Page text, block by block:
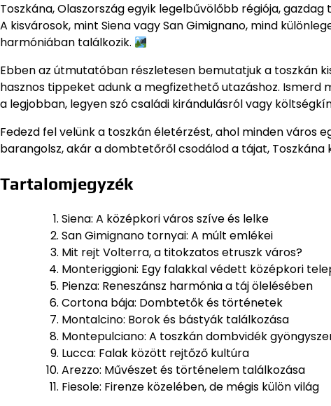
Toszkána, Olaszország egyik legelbűvölőbb régiója,
A kisvárosok, mint Siena vagy San Gimignano, mind
harmóniában találkozik.
Ebben az útmutatóban részletesen bemutatjuk a toszkán
hasznos tippeket adunk a megfizethető utazáshoz.
a legjobban, legyen szó családi kirándulásról vagy
Fedezd fel velünk a toszkán életérzést, ahol minden
barangolsz, akár a dombtetőről csodálod a tájat,
Tartalomjegyzék
Siena: A középkori város szíve és lelke
San Gimignano tornyai: A múlt emlékei
Mit rejt Volterra, a titokzatos etruszk város?
Monteriggioni: Egy falakkal védett középkori
Pienza: Reneszánsz harmónia a táj ölelésében
Cortona bája: Dombtetők és történetek
Montalcino: Borok és bástyák találkozása
Montepulciano: A toszkán dombvidék
Lucca: Falak között rejtőző kultúra
Arezzo: Művészet és történelem találkozása
Fiesole: Firenze közelében, de mégis külön világ